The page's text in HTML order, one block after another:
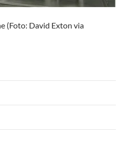
(Foto: David Exton via